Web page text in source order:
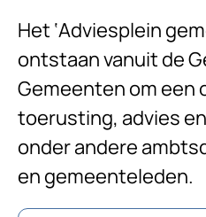
Het ‘Adviesplein
ontstaan vanuit de
Gemeenten om een
toerusting, advies
onder andere
en gemeenteleden.